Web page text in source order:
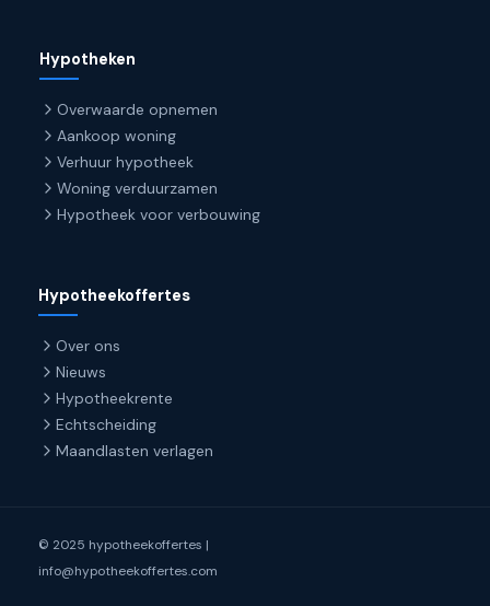
Hypotheken
Overwaarde opnemen
Aankoop woning
Verhuur hypotheek
Woning verduurzamen
Hypotheek voor verbouwing
Hypotheekoffertes
Over ons
Nieuws
Hypotheekrente
Echtscheiding
Maandlasten verlagen
© 2025 hypotheekoffertes |
info@hypotheekoffertes.com